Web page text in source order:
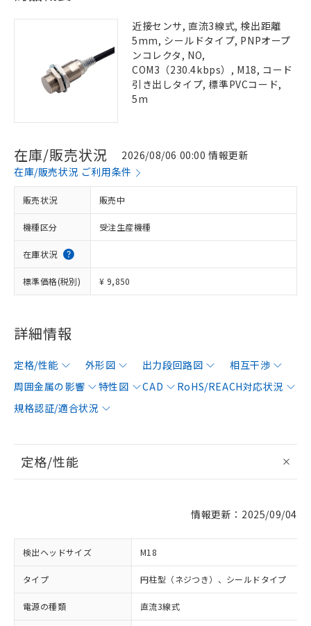
近接センサ, 直流3線式, 検出距離
5mm, シールドタイプ, PNPオープ
ンコレクタ, NO,
COM3（230.4kbps）, M18, コード
引き出しタイプ, 標準PVCコード,
5m
在庫/販売状況
2026/08/06 00:00 情報更新
在庫/販売状況 ご利用条件
販売状況 販売中
機種区分 受注生産機種
在庫状況
標準価格(税別) ¥ 9,850
詳細情報
定格/性能 外形図 出力段回路図
相互干渉
周囲金属の影響
特性図 CAD
RoHS/REACH対応状況
規格認証/適合状況
定格/性能
情報更新：2025/09/04
検出ヘッドサイズ M18
タイプ 円柱型（ネジつき）、シールドタイプ
電源の種類 直流3線式